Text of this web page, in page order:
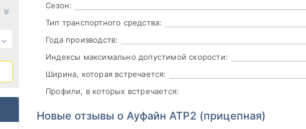
Сезон:
Тип транспортного средства:
Года производств:
Индексы максимально допустимой скорости:
Ширина, которая встречается:
Профили, в которых встречается:
Новые отзывы о Ауфайн АТР2 (прицепная)